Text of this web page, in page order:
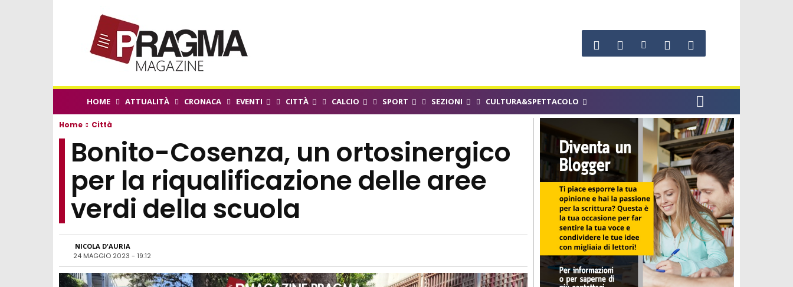
HOME ATTUALITÀ CRONACA EVENTI CITTÀ CALCIO SPORT SEZIONI CULTURA&SPETTACOLO
Home Città
Bonito-Cosenza, un ortosinergico
per la riqualificazione delle aree
verdi della scuola
NICOLA D'AURIA
24 MAGGIO 2023 - 19:12